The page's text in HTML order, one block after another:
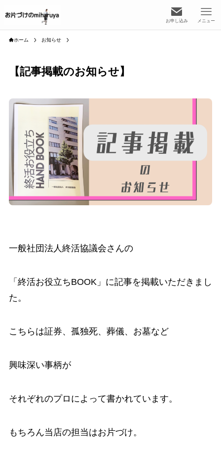
お申し込み メニュー
ホーム お知らせ
【記事掲載のお知らせ】
一般社団法人終活協議会さんの
「終活お役立ちBOOK」に記事を掲載いただきまし
た。
こちらは証券、孤独死、葬儀、お墓など
興味深い事柄が
それぞれのプロによって書かれています。
もちろん当店の担当はお片づけ。